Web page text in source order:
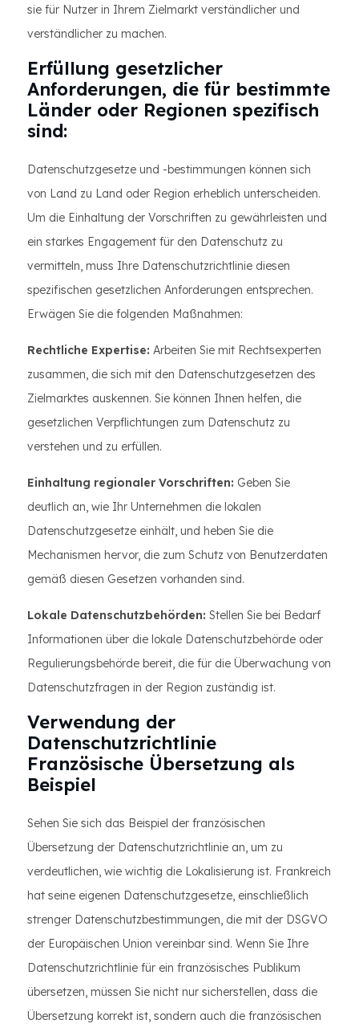
sie für Nutzer in Ihrem Zielmarkt verständlicher und
verständlicher zu machen.
Erfüllung gesetzlicher
Anforderungen, die für bestimmte
Länder oder Regionen spezifisch
sind:
Datenschutzgesetze und -bestimmungen können sich
von Land zu Land oder Region erheblich unterscheiden.
Um die Einhaltung der Vorschriften zu gewährleisten und
ein starkes Engagement für den Datenschutz zu
vermitteln, muss Ihre Datenschutzrichtlinie diesen
spezifischen gesetzlichen Anforderungen entsprechen.
Erwägen Sie die folgenden Maßnahmen:
Rechtliche Expertise: Arbeiten Sie mit Rechtsexperten
zusammen, die sich mit den Datenschutzgesetzen des
Zielmarktes auskennen. Sie können Ihnen helfen, die
gesetzlichen Verpflichtungen zum Datenschutz zu
verstehen und zu erfüllen.
Einhaltung regionaler Vorschriften: Geben Sie
deutlich an, wie Ihr Unternehmen die lokalen
Datenschutzgesetze einhält, und heben Sie die
Mechanismen hervor, die zum Schutz von Benutzerdaten
gemäß diesen Gesetzen vorhanden sind.
Lokale Datenschutzbehörden: Stellen Sie bei Bedarf
Informationen über die lokale Datenschutzbehörde oder
Regulierungsbehörde bereit, die für die Überwachung von
Datenschutzfragen in der Region zuständig ist.
Verwendung der
Datenschutzrichtlinie
Französische Übersetzung als
Beispiel
Sehen Sie sich das Beispiel der französischen
Übersetzung der Datenschutzrichtlinie an, um zu
verdeutlichen, wie wichtig die Lokalisierung ist. Frankreich
hat seine eigenen Datenschutzgesetze, einschließlich
strenger Datenschutzbestimmungen, die mit der DSGVO
der Europäischen Union vereinbar sind. Wenn Sie Ihre
Datenschutzrichtlinie für ein französisches Publikum
übersetzen, müssen Sie nicht nur sicherstellen, dass die
Übersetzung korrekt ist, sondern auch die französischen